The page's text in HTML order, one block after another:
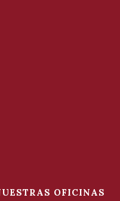
OFICINAS